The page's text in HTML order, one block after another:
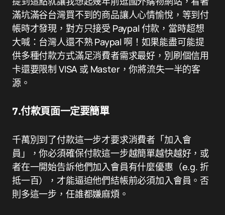
滿坑滿谷台灣買不到的商品讓人心情愉悅，等到付
帳時才發現，對方只接受 Paypal 付款，當時超想
大喊：台灣人還不熟 Paypal 啊！如果能盡可能提
供多種付款方式滿足消費者需求最好，別刷個信用
卡還要限制 VISA 或 Master，你將流失一半的客
源。
7.付款頁面一定要簡單
千萬別到了付款這一步才要求消費者「加入會
員」，你必須確保付款這一步越簡單越快越好，或
者在一開始告訴他們加入會員有什麼優惠（e.g. 折
抵一百），才能逼迫他們結帳前必須加入會員。否
則多這一步，任誰都嫌麻煩。